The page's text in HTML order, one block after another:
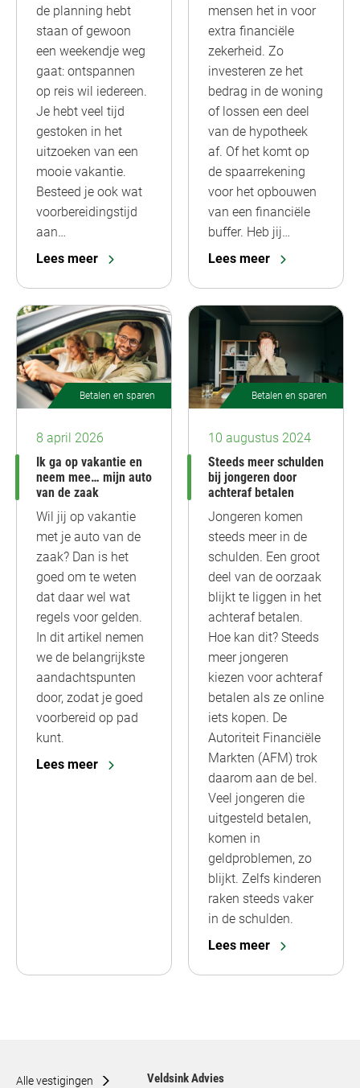
de planning hebt
staan of gewoon
een weekendje weg
gaat: ontspannen
op reis wil iedereen.
Je hebt veel tijd
gestoken in het
uitzoeken van een
mooie vakantie.
Besteed je ook wat
voorbereidingstijd
aan…
Lees meer
mensen het in voor
extra financiële
zekerheid. Zo
investeren ze het
bedrag in de woning
of lossen een deel
van de hypotheek
af. Of het komt op
de spaarrekening
voor het opbouwen
van een financiële
buffer. Heb jij…
Lees meer
Betalen en sparen
8 april 2026
Ik ga op vakantie en
neem mee… mijn auto
van de zaak
Wil jij op vakantie
met je auto van de
zaak? Dan is het
goed om te weten
dat daar wel wat
regels voor gelden.
In dit artikel nemen
we de belangrijkste
aandachtspunten
door, zodat je goed
voorbereid op pad
kunt.
Lees meer
Betalen en sparen
10 augustus 2024
Steeds meer schulden
bij jongeren door
achteraf betalen
Jongeren komen
steeds meer in de
schulden. Een groot
deel van de oorzaak
blijkt te liggen in het
achteraf betalen.
Hoe kan dit? Steeds
meer jongeren
kiezen voor achteraf
betalen als ze online
iets kopen. De
Autoriteit Financiële
Markten (AFM) trok
daarom aan de bel.
Veel jongeren die
uitgesteld betalen,
komen in
geldproblemen, zo
blijkt. Zelfs kinderen
raken steeds vaker
in de schulden.
Lees meer
Alle vestigingen Veldsink Advies